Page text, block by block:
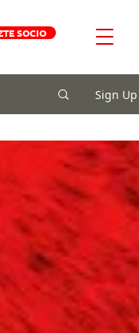
SOCIO
Sign Up